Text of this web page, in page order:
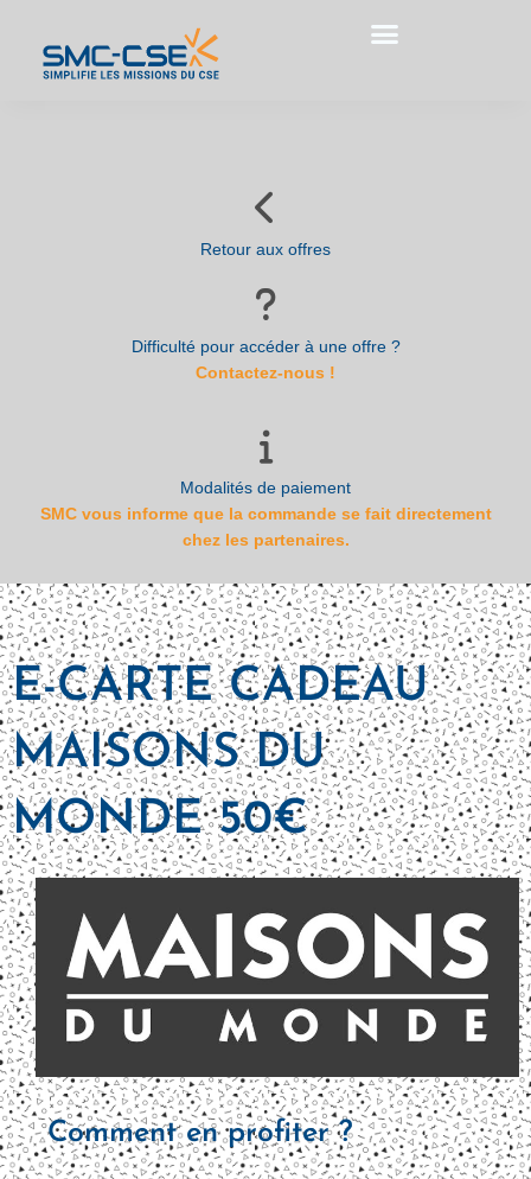
contenu
Retour aux offres
Difficulté pour accéder à une offre ?
Contactez-nous !
Modalités de paiement
SMC vous informe que la commande se fait directement
chez les partenaires.
E-CARTE CADEAU
MAISONS DU
MONDE 50€
Comment en profiter ?